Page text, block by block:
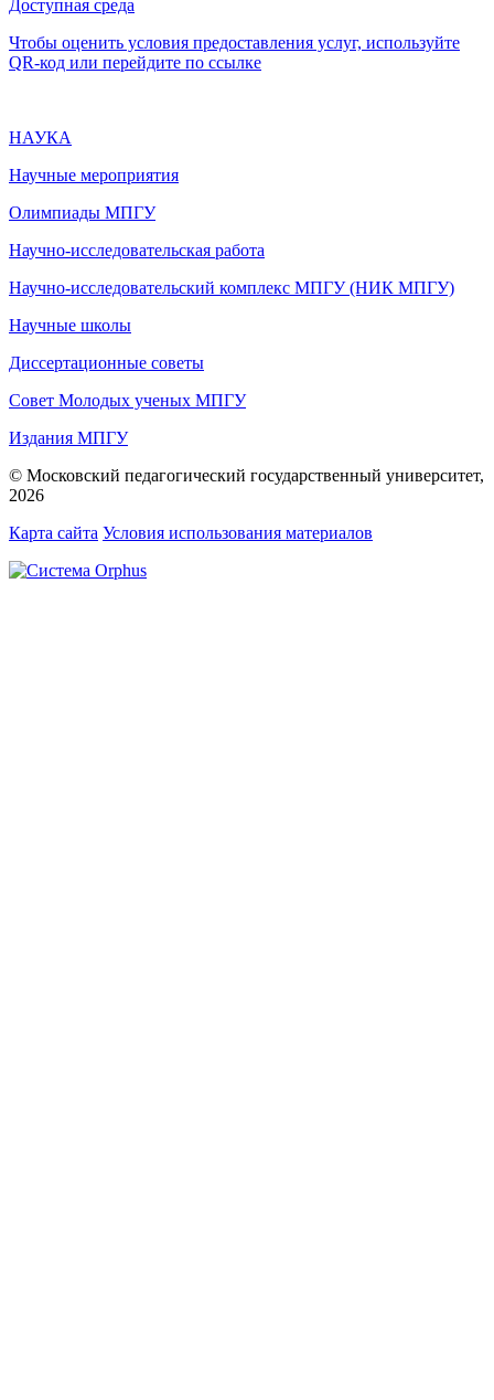
Доступная среда
Чтобы оценить условия предоставления услуг, используйте
QR-код или перейдите по ссылке
НАУКА
Научные мероприятия
Олимпиады МПГУ
Научно-исследовательская работа
Научно-исследовательский комплекс МПГУ (НИК МПГУ)
Научные школы
Диссертационные советы
Совет Молодых ученых МПГУ
Издания МПГУ
© Московский педагогический государственный университет,
2026
Карта сайта Условия использования материалов